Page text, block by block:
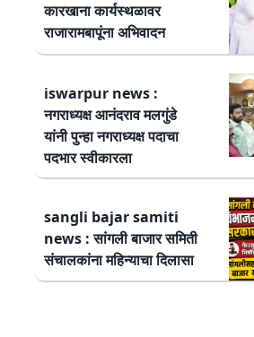
कारखाना कार्यस्थळावर
राजारामबापूंना अभिवादन
iswarpur news :
नगराध्यक्ष आनंदराव मलगुंडे
यांनी पुन्हा नगराध्यक्ष पदाचा
पदभार स्वीकारला
sangli bajar samiti
news : सांगली बाजार समिती
संचालकांना महिन्याचा दिलासा